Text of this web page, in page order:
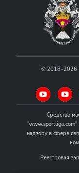
© 2018–2026
Средство
"www.sportliga.com"
надзору в сфере
Реестровая